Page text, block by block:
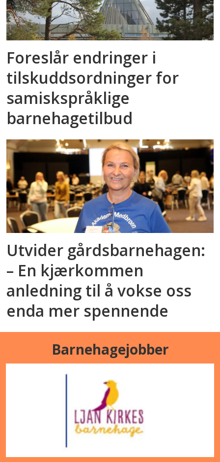
Foreslår endringer i
tilskuddsordninger for
samiskspråklige
barnehagetilbud
Utvider gårdsbarnehagen:
– En kjærkommen
anledning til å vokse oss
enda mer spennende
Barnehagejobber